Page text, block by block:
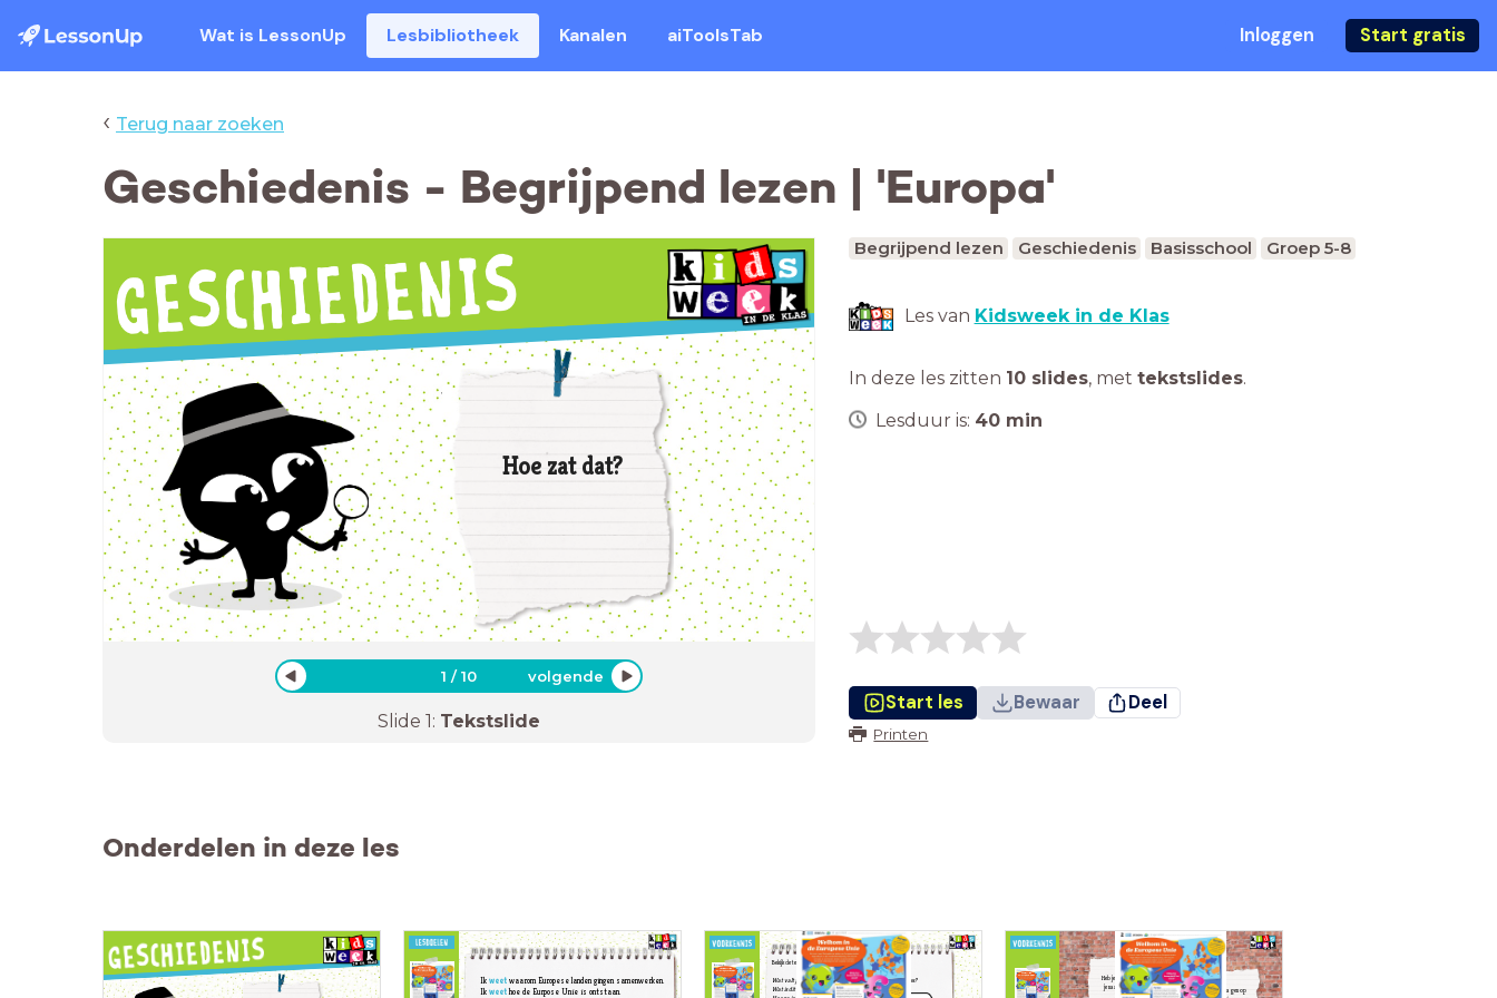
Wat is LessonUp Lesbibliotheek Kanalen aiToolsTab Inloggen Start gratis
‹ Terug naar zoeken
Geschiedenis - Begrijpend lezen | 'Europa'
Hoe zat dat?
1 /10 volgende
Slide 1: Tekstslide
Begrijpend lezen Geschiedenis Basisschool Groep 5-8
Les van Kidsweek in de Klas
In deze les zitten 10 slides, met tekstslides.
Lesduur is: 40 min
Start les Bewaar Deel
Printen
Onderdelen in deze les
Ik weetwaarom Europese landen gingen samenwerken.
Ik weethoe de Eurpose Unie is ontstaan.
Bekijk de tekst, maar lees hem nog niet!
Wat valt je op aan de vorm, de kopjes, de titel en deplaatjes?
Wat is dit voor tekst?
Heb je vragen als
je naar de tekst
kijkt?
Schrijf je vragen op